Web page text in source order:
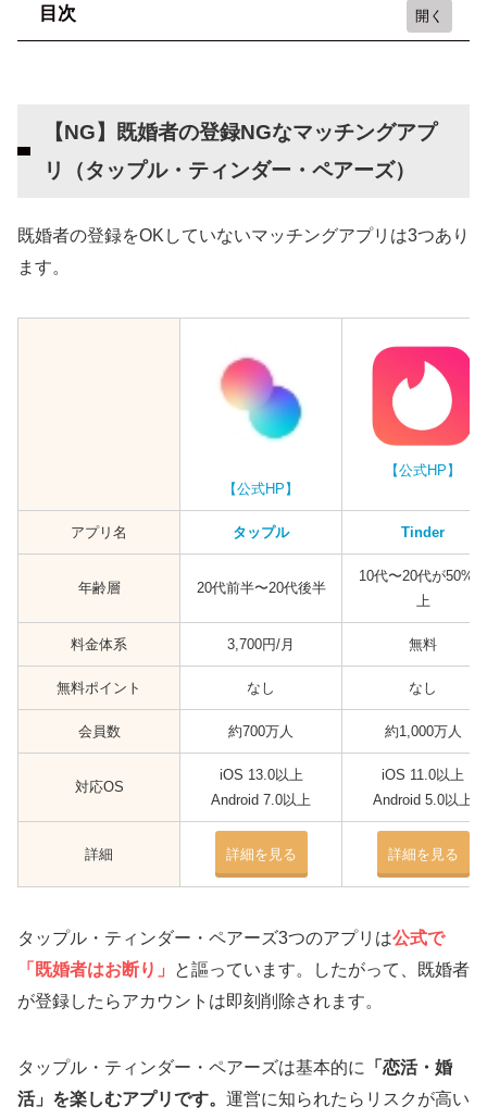
目次
【なぜ？】既婚者に出会い系アプリがおすすめ
な理由
専用・友達作り】
不倫（浮気）をしたことのある男性・女性を調
査
バレずに隠れて既婚者がマッチングアプリで遊
プロフィールをちょっとずつずらす
写真は角度に注意
妻（夫）の行動エリア外で必ず会おう
無料で効率よくマッチングアプリを使う方法
既婚者OKのマッチングアプリに関するよくある
40代50代でもマッチングアプリは利用できる？
慰謝料とか危険？
単身赴任先でもアプリ選定は気を付けた方がいい？
【NG】既婚者の登録NGなマッチングアプ
リ（タップル・ティンダー・ペアーズ）
既婚者の登録をOKしていないマッチングアプリは3つあり
ます。
【公式HP】
【公式HP】
アプリ名 タップル Tinder
年齢層 20代前半〜20代後半
10代〜20代が50%以
上
料金体系 3,700円/月 無料
無料ポイント なし なし
会員数 約700万人 約1,000万人
対応OS
iOS 13.0以上
Android 7.0以上
iOS 11.0以上
Android 5.0以上
詳細 詳細を見る 詳細を見る
タップル・ティンダー・ペアーズ3つのアプリは公式で
「既婚者はお断り」
と謳っています。したがって、既婚者
が登録したらアカウントは即刻削除されます。
タップル・ティンダー・ペアーズは基本的に
「恋活・婚
活」を楽しむアプリです。 運営に知られたらリスクが高い